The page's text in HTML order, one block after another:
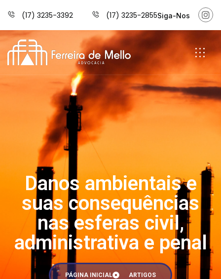
(17) 3235-3392 (17) 3235-2855Siga-Nos
Danos ambientais e
suas consequências
nas esferas civil,
administrativa e penal
PÁGINA INICIAL ARTIGOS